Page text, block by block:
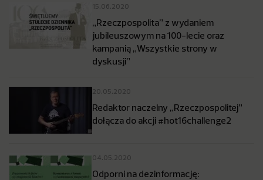
15.06.2020
„Rzeczpospolita” z wydaniem
jubileuszowym na 100-lecie oraz
kampanią „Wszystkie strony w
dyskusji”
20.05.2020
Redaktor naczelny „Rzeczpospolitej”
dołącza do akcji #hot16challenge2
04.05.2020
Odporni na dezinformację: